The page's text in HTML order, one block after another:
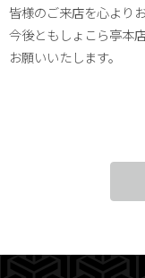
皆様のご来店を心より
今後ともしょこら亭本
お願いいたします。